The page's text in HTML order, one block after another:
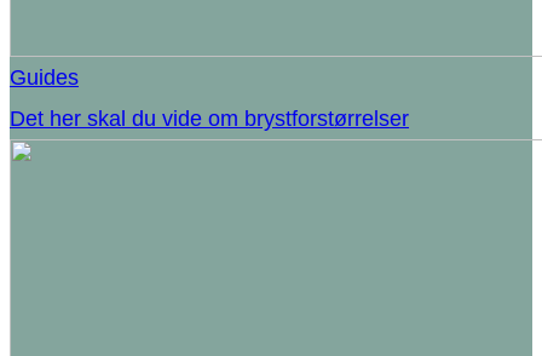
Guides
Det her skal du vide om brystforstørrelser